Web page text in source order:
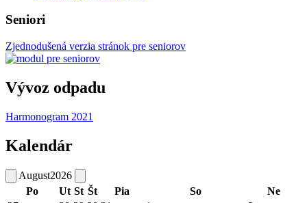
Seniori
Zjednodušená verzia stránok pre seniorov
Vývoz odpadu
Harmonogram 2021
Kalendár
August2026
Po
Ut St Št Pia So
Ne